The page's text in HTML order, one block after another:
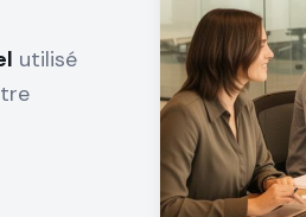
utilisé